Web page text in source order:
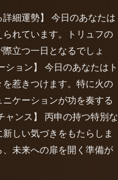
詳細運勢】 今日のあなたは
れています。トリュフの
立つ一日となるでしょ
ション】 今日のあなたはト
惹きつけます。特に火の
ケーションが功を奏する
ャンス】 丙申の持つ特別な
しい気づきをもたらしま
未来への扉を開く準備が